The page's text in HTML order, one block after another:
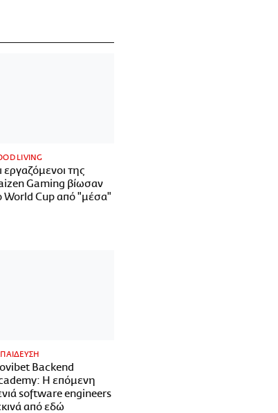
LIVING
εργαζόμενοι της
Gaming βίωσαν
World Cup από "μέσα"
Backend
Η επόμενη
software engineers
από εδώ